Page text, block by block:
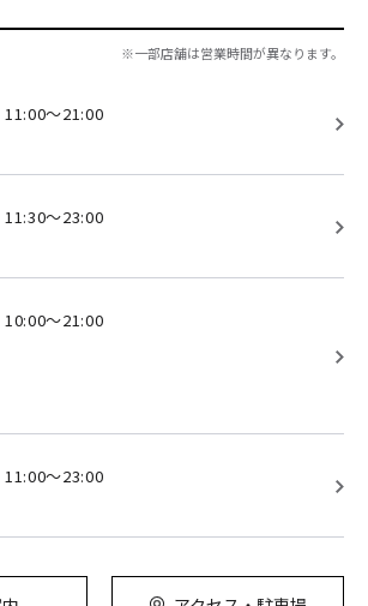
※一部店舗は営業時間が異なります。
11:00～21:00
11:30～23:00
10:00～21:00
11:00～23:00